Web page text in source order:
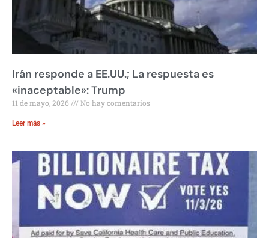
Irán responde a EE.UU.; La respuesta es
«inaceptable»: Trump
11 de mayo, 2026 No hay comentarios
Leer más »